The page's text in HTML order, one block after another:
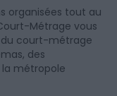
organisées tout au
Métrage vous
du court-métrage
des
métropole